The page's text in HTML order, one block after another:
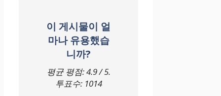
이 게시물이 얼
마나 유용했습
니까?
평균 평점:4.9/ 5.
투표수: 1014